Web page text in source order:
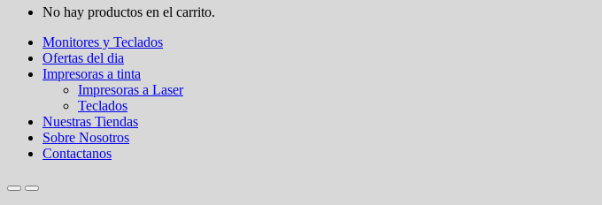
No hay productos en el carrito.
Monitores y Teclados
Ofertas del dia
Impresoras a tinta
Impresoras a Laser
Teclados
Nuestras Tiendas
Sobre Nosotros
Contactanos